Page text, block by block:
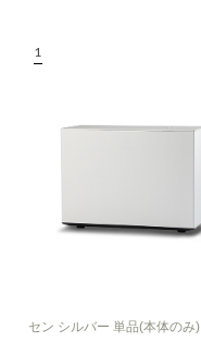
セン シルバー 単品(本体のみ)